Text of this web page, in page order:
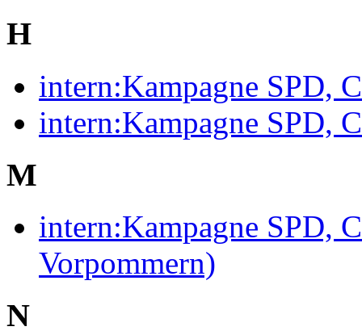
H
intern:Kampagne SPD,
intern:Kampagne SPD,
M
intern:Kampagne SPD,
Vorpommern)
N